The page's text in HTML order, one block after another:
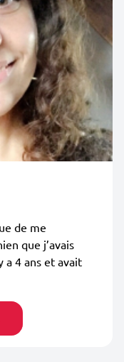
de me
que j’avais
a 4 ans et avait